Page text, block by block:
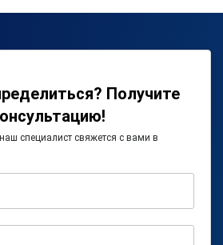
Получите
специалист свяжется с вами в